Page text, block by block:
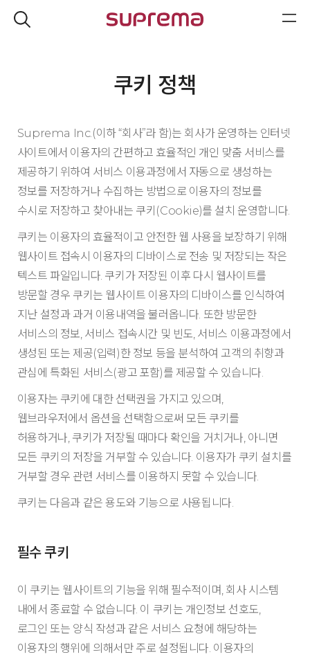
쿠키 정책
Suprema Inc.(이하 “회사”라 함)는 회사가 운영하는 인터넷
사이트에서 이용자의 간편하고 효율적인 개인 맞춤 서비스를
제공하기 위하여 서비스 이용과정에서 자동으로 생성하는
정보를 저장하거나 수집하는 방법으로 이용자의 정보를
수시로 저장하고 찾아내는 쿠키(Cookie)를 설치 운영합니다.
쿠키는 이용자의 효율적이고 안전한 웹 사용을 보장하기 위해
웹사이트 접속시 이용자의 디바이스로 전송 및 저장되는 작은
텍스트 파일입니다. 쿠키가 저장된 이후 다시 웹사이트를
방문할 경우 쿠키는 웹사이트 이용자의 디바이스를 인식하여
지난 설정과 과거 이용내역을 불러옵니다. 또한 방문한
서비스의 정보, 서비스 접속시간 및 빈도, 서비스 이용과정에서
생성된 또는 제공(입력)한 정보 등을 분석하여 고객의 취향과
관심에 특화된 서비스(광고 포함)를 제공할 수 있습니다.
이용자는 쿠키에 대한 선택권을 가지고 있으며,
웹브라우저에서 옵션을 선택함으로써 모든 쿠키를
허용하거나, 쿠키가 저장될 때마다 확인을 거치거나, 아니면
모든 쿠키의 저장을 거부할 수 있습니다. 이용자가 쿠키 설치를
거부할 경우 관련 서비스를 이용하지 못할 수 있습니다.
쿠키는 다음과 같은 용도와 기능으로 사용됩니다.
필수 쿠키
이 쿠키는 웹사이트의 기능을 위해 필수적이며, 회사 시스템
내에서 종료할 수 없습니다. 이 쿠키는 개인정보 선호도,
로그인 또는 양식 작성과 같은 서비스 요청에 해당하는
이용자의 행위에 의해서만 주로 설정됩니다. 이용자의